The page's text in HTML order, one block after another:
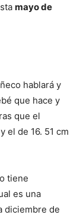
mayo de
hablará y
que hace y
que el
el de 16. 51 cm
tiene
es una
diciembre de